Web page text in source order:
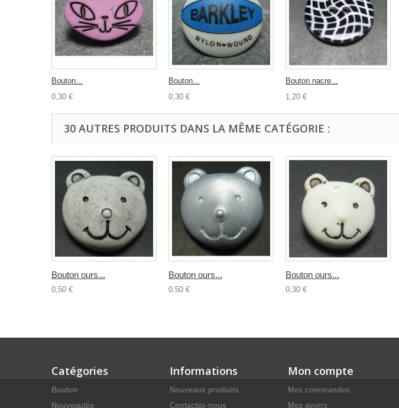
Bouton...
0,30 €
Bouton...
0,30 €
Bouton nacre...
1,20 €
30 AUTRES PRODUITS DANS LA MÊME CATÉGORIE :
Bouton ours...
0,50 €
Bouton ours...
0,50 €
Bouton ours...
0,30 €
Catégories
Bouton
Nouveautés
Informations
Nouveaux produits
Contactez-nous
Mon compte
Mes commandes
Mes avoirs